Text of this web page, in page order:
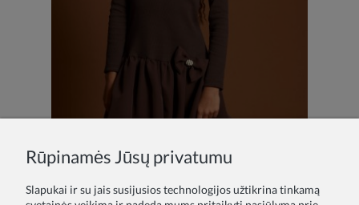
Rūpinamės Jūsų privatumu
Slapukai ir su jais susijusios technologijos užtikrina tinkamą